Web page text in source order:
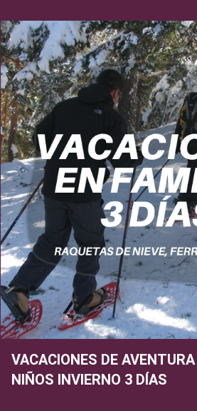
VACACIONES DE
NIÑOS INVIERNO 3 DÍAS